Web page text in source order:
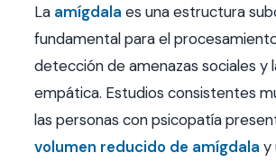
La amígdala es una estructura
fundamental para el
detección de amenazas sociales y
empática. Estudios consistentes
las personas con psicopatía
volumen reducido de amígdala y